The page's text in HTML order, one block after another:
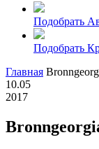
Подобрать
Подобрать
Главная
10.05
2017